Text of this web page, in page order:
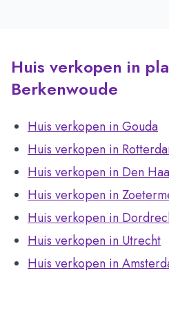
Huis verkopen in
Berkenwoude
Huis verkopen in Gouda
Huis verkopen in
Huis verkopen in Den
Huis verkopen in
Huis verkopen in
Huis verkopen in Utrecht
Huis verkopen in